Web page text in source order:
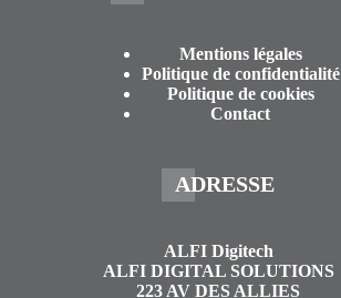
Mentions légales
Politique de confidentialité
Politique de cookies
Contact
ADRESSE
ALFI Digitech
ALFI DIGITAL SOLUTIONS
223 AV DES ALLIES